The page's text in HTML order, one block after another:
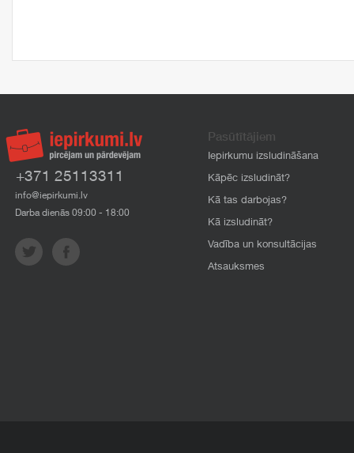
+371 25113311
info@iepirkumi.lv
Darba dienās 09:00 - 18:00
Pasūtītājiem
Iepirkumu izsludināšana
Kāpēc izsludināt?
Kā tas darbojas?
Kā izsludināt?
Vadība un konsultācijas
Atsauksmes